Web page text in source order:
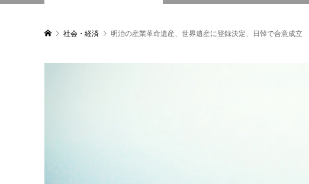
社会・経済 明治の産業革命遺産、世界遺産に登録決定、日韓で合意成立